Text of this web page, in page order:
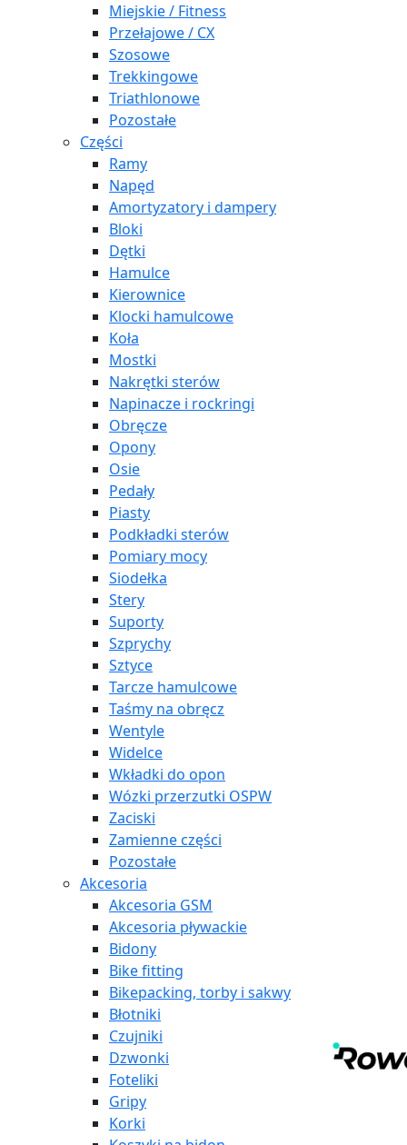
Miejskie / Fitness
Przełajowe / CX
Szosowe
Trekkingowe
Triathlonowe
Pozostałe
Części
Ramy
Napęd
Amortyzatory i dampery
Bloki
Dętki
Hamulce
Kierownice
Klocki hamulcowe
Koła
Mostki
Nakrętki sterów
Napinacze i rockringi
Obręcze
Opony
Osie
Pedały
Piasty
Podkładki sterów
Pomiary mocy
Siodełka
Stery
Suporty
Szprychy
Sztyce
Tarcze hamulcowe
Taśmy na obręcz
Wentyle
Widelce
Wkładki do opon
Wózki przerzutki OSPW
Zaciski
Zamienne części
Pozostałe
Akcesoria
Akcesoria GSM
Akcesoria pływackie
Bidony
Bike fitting
Bikepacking, torby i sakwy
Błotniki
Czujniki
Dzwonki
Foteliki
Gripy
Korki